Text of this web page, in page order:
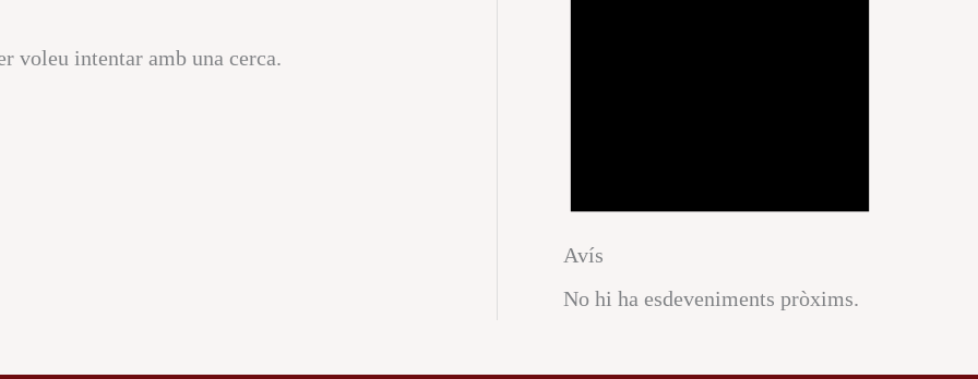
voleu intentar amb una cerca.
Avís
No hi ha esdeveniments pròxims.